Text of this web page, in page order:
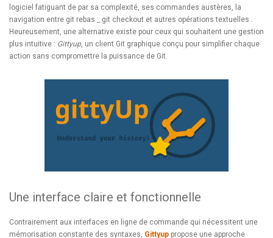
logiciel fatiguant de par sa complexité, ses commandes austères, la
navigation entre git rebas _ git checkout et autres opérations textuelles .
Heureusement, une alternative existe pour ceux qui souhaitent une gestion
plus intuitive : Gittyup, un client Git graphique conçu pour simplifier chaque
action sans compromettre la puissance de Git.
Une interface claire et fonctionnelle
Contrairement aux interfaces en ligne de commande qui nécessitent une
mémorisation constante des syntaxes, Gittyup propose une approche